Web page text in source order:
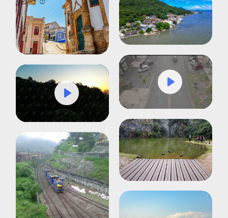
Mute Settings
Play
Mute Settings
Play